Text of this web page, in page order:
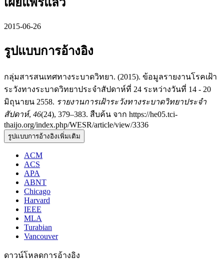
เผยแพร่แล้ว
2015-06-26
รูปแบบการอ้างอิง
กลุ่มสารสนเทศทางระบาดวิทยา. (2015). ข้อมูลรายงานโรคเฝ้า
ระวังทางระบาดวิทยาประจำสัปดาห์ที่ 24 ระหว่างวันที่ 14 - 20
มิถุนายน 2558. รายงานการเฝ้าระวังทางระบาดวิทยาประจำ
สัปดาห์, 46(24), 379–383. สืบค้น จาก https://he05.tci-
thaijo.org/index.php/WESR/article/view/3336
รูปแบบการอ้างอิงเพิ่มเติม
ACM
ACS
APA
ABNT
Chicago
Harvard
IEEE
MLA
Turabian
Vancouver
ดาวน์โหลดการอ้างอิง